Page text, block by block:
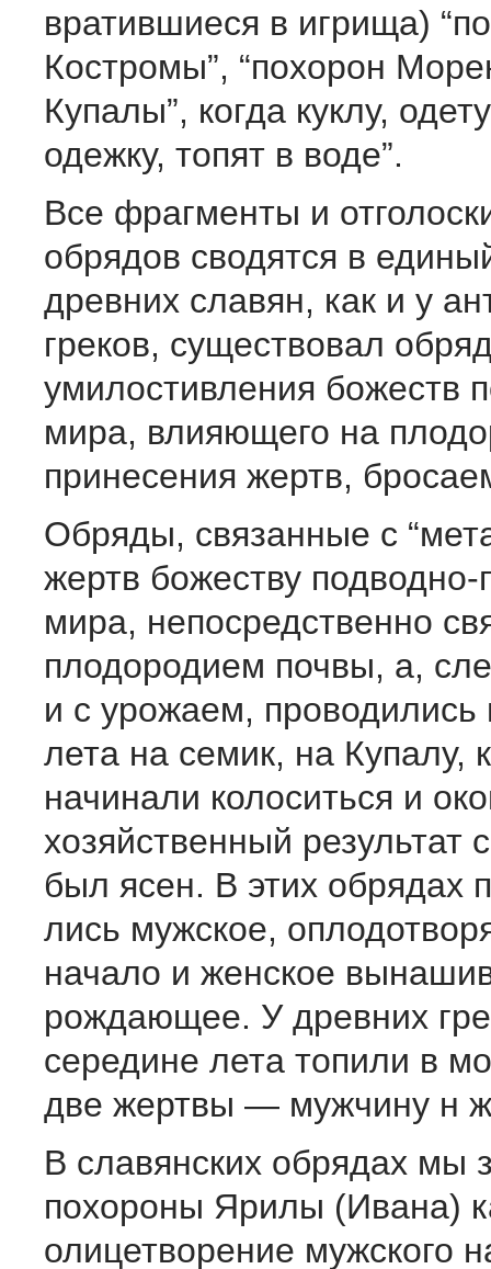
вратившиеся в игрища)
Костромы”, “похорон
Купалы”, когда куклу,
одежку, топят в воде”.
Все фрагменты и
обрядов сводятся в
древних славян, как и у
греков, существовал
умилостивления божеств
мира, влияющего на
принесения жертв,
Обряды, связанные с
жертв божеству подводно-
мира, непосредственно
плодородием почвы, а,
и с урожаем, проводились
лета на семик, на Купалу,
начинали колоситься и
хозяй­ственный результат
был ясен. В этих обрядах
лись мужское,
начало и женское
рождающее. У древних
середине лета топили в
две жертвы — мужчину н
В славянских обрядах мы
похороны Ярилы (Ивана)
олицетворение мужского